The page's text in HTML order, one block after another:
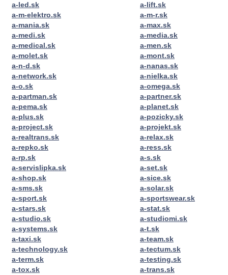
a-led.sk
a-lift.sk
a-m-elektro.sk
a-m-r.sk
a-mania.sk
a-max.sk
a-medi.sk
a-media.sk
a-medical.sk
a-men.sk
a-molet.sk
a-mont.sk
a-n-d.sk
a-nanas.sk
a-network.sk
a-nielka.sk
a-o.sk
a-omega.sk
a-partman.sk
a-partner.sk
a-pema.sk
a-planet.sk
a-plus.sk
a-pozicky.sk
a-project.sk
a-projekt.sk
a-realtrans.sk
a-relax.sk
a-repko.sk
a-ress.sk
a-rp.sk
a-s.sk
a-servislipka.sk
a-set.sk
a-shop.sk
a-sice.sk
a-sms.sk
a-solar.sk
a-sport.sk
a-sportswear.sk
a-stars.sk
a-stat.sk
a-studio.sk
a-studiomi.sk
a-systems.sk
a-t.sk
a-taxi.sk
a-team.sk
a-technology.sk
a-tectum.sk
a-term.sk
a-testing.sk
a-tox.sk
a-trans.sk